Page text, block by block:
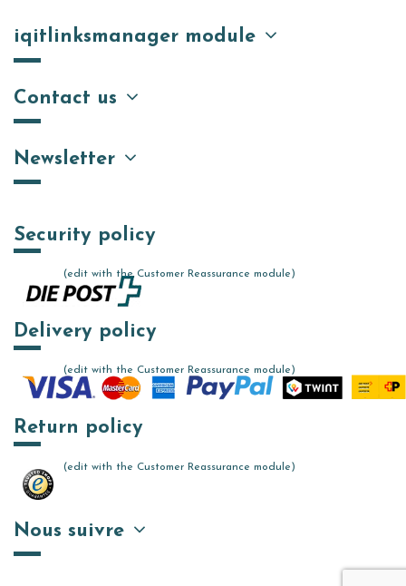
iqitlinksmanager module
Contact us
Newsletter
Security policy
(edit with the Customer Reassurance module)
Delivery policy
(edit with the Customer Reassurance module)
Return policy
(edit with the Customer Reassurance module)
Nous suivre